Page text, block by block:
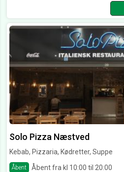
Solo Pizza Næstved
Kebab, Pizzaria, Kødretter, Suppe
Åbent Åbent fra kl 10:00 til 20:00